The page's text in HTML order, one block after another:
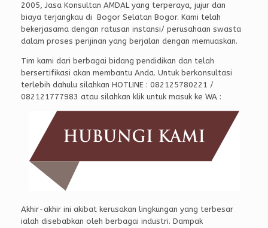
2005, Jasa Konsultan AMDAL yang terperaya, jujur dan
biaya terjangkau di Bogor Selatan Bogor. Kami telah
bekerjasama dengan ratusan instansi/ perusahaan swasta
dalam proses perijinan yang berjalan dengan memuaskan.
Tim kami dari berbagai bidang pendidikan dan telah
bersertifikasi akan membantu Anda. Untuk berkonsultasi
terlebih dahulu silahkan HOTLINE : 082125780221 /
082121777983 atau silahkan klik untuk masuk ke WA :
Akhir-akhir ini akibat kerusakan lingkungan yang terbesar
ialah disebabkan oleh berbagai industri. Dampak